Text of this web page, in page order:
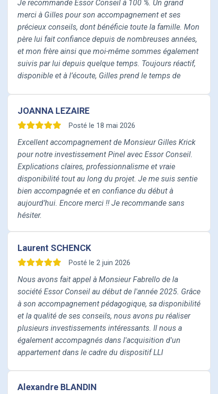
Je recommande Essor Conseil à 100 %. Un grand
merci à Gilles pour son accompagnement et ses
précieux conseils, dont bénéficie toute la famille. Mon
père lui fait confiance depuis de nombreuses années,
et mon frère ainsi que moi-même sommes également
suivis par lui depuis quelque temps. Toujours réactif,
disponible et à l’écoute, Gilles prend le temps de
leur gentillesse et leur accompagnement au
quotidien. C’est une véritable relation de confiance,
JOANNA LEZAIRE
Posté le 18 mai 2026
Excellent accompagnement de Monsieur Gilles Krick
pour notre investissement Pinel avec Essor Conseil.
Explications claires, professionnalisme et vraie
disponibilité tout au long du projet. Je me suis sentie
bien accompagnée et en confiance du début à
aujourd’hui. Encore merci !! Je recommande sans
hésiter.
Laurent SCHENCK
Posté le 2 juin 2026
Nous avons fait appel à Monsieur Fabrello de la
société Essor Conseil au début de l'année 2025. Grâce
à son accompagnement pédagogique, sa disponibilité
et la qualité de ses conseils, nous avons pu réaliser
plusieurs investissements intéressants. Il nous a
également accompagnés dans l'acquisition d'un
appartement dans le cadre du dispositif LLI
particulièrement apprécié son professionnalisme, sa
Alexandre BLANDIN